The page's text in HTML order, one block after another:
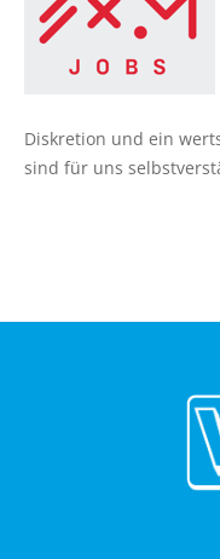
SERVICE
Bus mieten
Standorte
Diskretion und ein
sind für uns